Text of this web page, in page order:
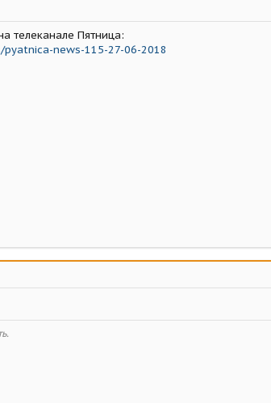
телеканале Пятница:
news-115-27-06-2018